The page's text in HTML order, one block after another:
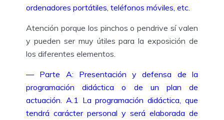
ordenadores portátiles, teléfonos móviles, etc.
Atención porque los pinchos o pendrive sí valen
y pueden ser muy útiles para la exposición de
los diferentes elementos.
— Parte A: Presentación y defensa de la
programación didáctica o de un plan de
actuación. A.1 La programación didáctica, que
tendrá carácter personal y será elaborada de